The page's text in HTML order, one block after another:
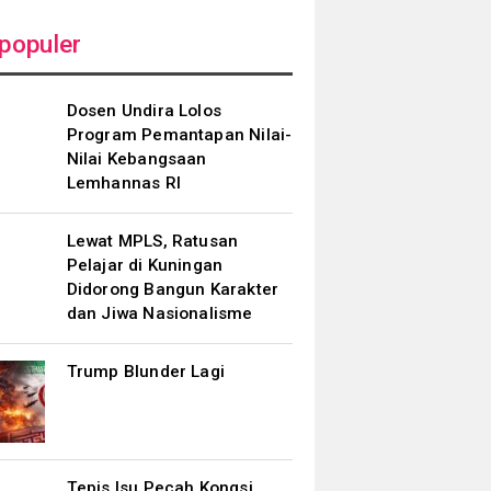
Dosen Undira Lolos
Program Pemantapan Nilai-
Nilai Kebangsaan
Lemhannas RI
Lewat MPLS, Ratusan
Pelajar di Kuningan
Didorong Bangun Karakter
dan Jiwa Nasionalisme
Trump Blunder Lagi